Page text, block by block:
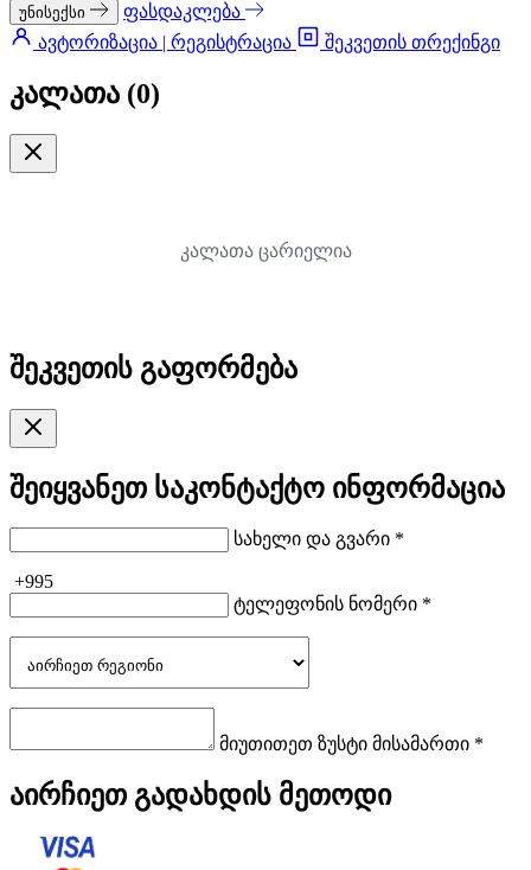
უნისექსი
ფასდაკლება
ავტორიზაცია | რეგისტრაცია
შეკვეთის თრექინგი
კალათა (0)
კალათა ცარიელია
შეკვეთის გაფორმება
შეიყვანეთ საკონტაქტო ინფორმაცია
სახელი და გვარი *
+995
ტელეფონის ნომერი *
მიუთითეთ ზუსტი მისამართი *
აირჩიეთ გადახდის მეთოდი